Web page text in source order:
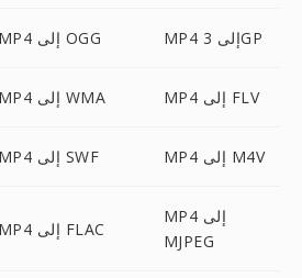
MP4 إلى OGG MP4 إلى 3GP
MP4 إلى WMA MP4 إلى FLV
MP4 إلى SWF MP4 إلى M4V
MP4 إلى FLAC
MP4 إلى
MJPEG